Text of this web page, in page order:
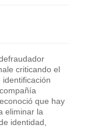
criticando el
que hay
eliminar la
identidad,